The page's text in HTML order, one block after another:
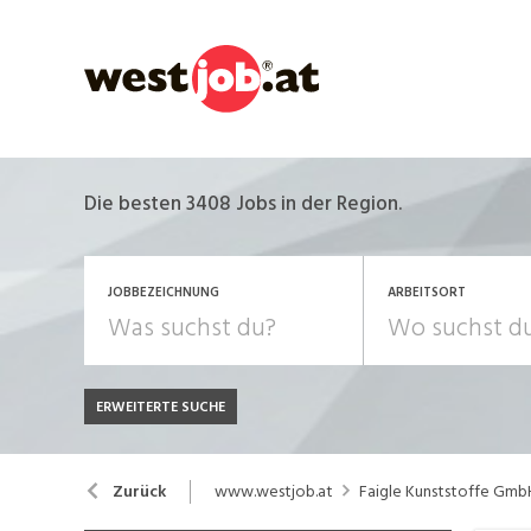
Die besten 3408 Jobs in der Region.
JOBBEZEICHNUNG ARBEITSORT
JOB-TYP
Festanstellung
Bank, Versicherung
Chemie, Pharma, Biotechnologie
ERWEITERTE SUCHE
Zurück www.westjob.at Faigle Kunststoffe